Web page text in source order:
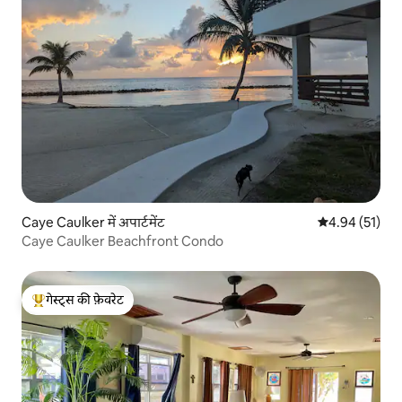
Caye Caulker में अपार्टमेंट औसत रेटिंग 5 में
4.94 (51)
Caye Caulker Beachfront Condo
गेस्ट्स का टॉप फ़ेवरेट
गेस्ट्स की फ़ेवरेट